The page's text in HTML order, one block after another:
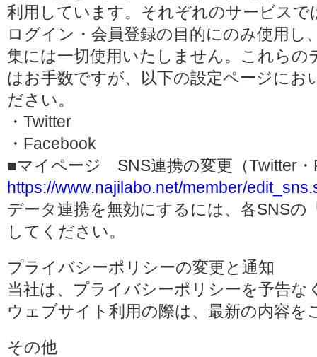
利用しています。それぞれのサービス
ログイン・会員登録の目的にのみ使用し
集には一切使用いたしません。これらの
はお手数ですが、以下の設定ページにお
ださい。
・Twitter
・Facebook
■マイページ SNS連携の変更（Twitter・
https://www.najilabo.net/member/
データ連携を無効にするには、各SNS
してください。
プライバシーポリシーの変更と通知
当社は、プライバシーポリシーを予告
ウェブサイト利用の際は、最新の内容を
その他